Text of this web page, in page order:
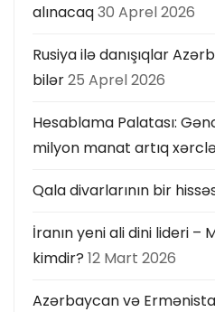
alınacaq30 Aprel 2026
Rusiya ilə danışıqlar
bilər25 Aprel 2026
Hesablama Palatası:
milyon manat artıq
Qala divarlarının bir
İranın yeni ali dini lideri –
kimdir? 12 Mart 2026
Azərbaycan və